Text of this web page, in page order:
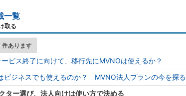
一覧
取る
件あります
ビス終了に向けて、移行先にMVNOは使えるか？
ビジネスでも使えるのか？ MVNO法人プランの今を探る
ター選び、法人向けは使い方で決める